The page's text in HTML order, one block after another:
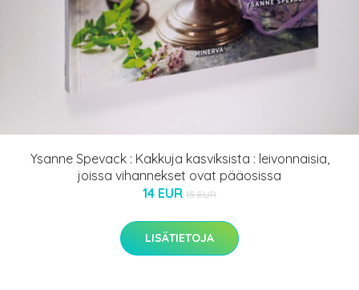
Ysanne Spevack : Kakkuja kasviksista : leivonnaisia,
joissa vihannekset ovat pääosissa
14 EUR 15 EUR
LISÄTIETOJA